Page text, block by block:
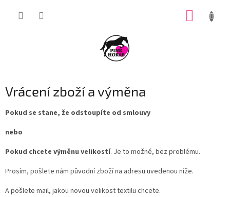
Vrácení zboží a výměna
Pokud se stane, že odstoupíte od smlouvy
nebo
Pokud chcete výměnu velikostí. Je to možné, bez problému.
Prosím, pošlete nám původní zboží na adresu uvedenou níže.
A pošlete mail, jakou novou velikost textilu chcete.